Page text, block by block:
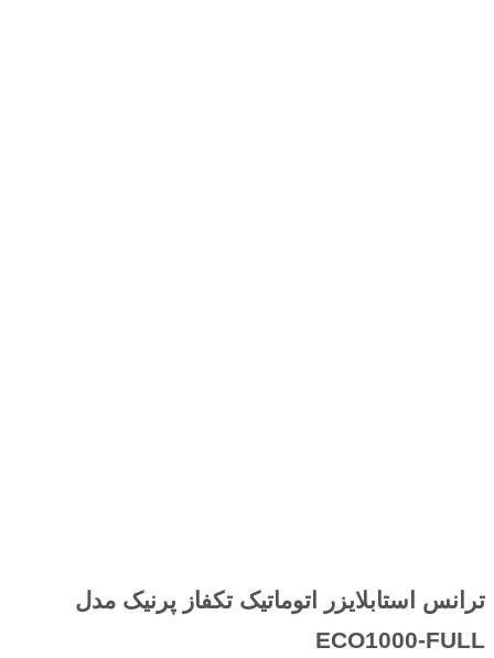
ترانس استابلایزر اتوماتیک تکفاز پرنیک مدل
ECO1000-FULL